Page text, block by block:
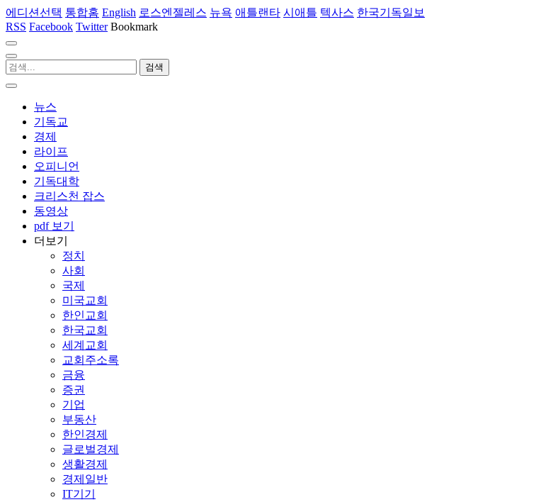
에디션선택 통합홈 English 로스엔젤레스 뉴욕 애틀랜타 시애틀 텍사스 한국기독일보
RSS Facebook Twitter Bookmark
뉴스
기독교
경제
라이프
오피니언
기독대학
크리스천 잡스
동영상
pdf 보기
더보기
정치
사회
국제
미국교회
한인교회
한국교회
세계교회
교회주소록
금융
증권
기업
부동산
한인경제
글로벌경제
생활경제
경제일반
IT기기